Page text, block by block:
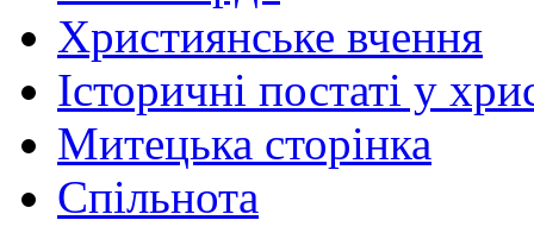
Християнське вчення
Історичні постаті у
Митецька сторінка
Спільнота